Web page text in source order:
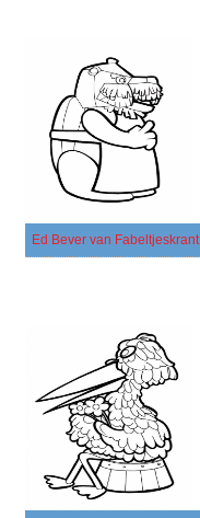
Ed Bever van Fabeltjeskrant